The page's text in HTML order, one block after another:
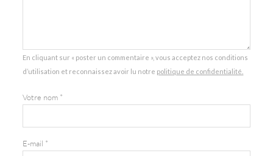
En cliquant sur « poster un commentaire », vous acceptez nos conditions
d’utilisation et reconnaissez avoir lu notre politique de confidentialité.
Votre nom *
E-mail *